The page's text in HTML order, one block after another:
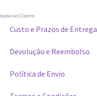
Apoio ao Cliente
Custo e Prazos de Entrega
Devolução e Reembolso
Política de Envio